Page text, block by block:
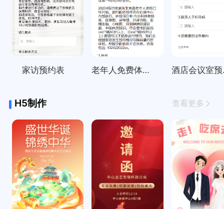
家访预约表 老年人免费体检预约单 酒
H5制作 查看更多